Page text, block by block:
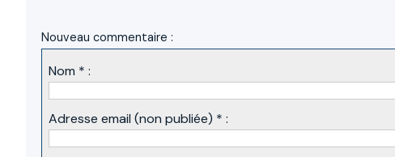
Nouveau commentaire :
Nom * :
Adresse email (non publiée) * :